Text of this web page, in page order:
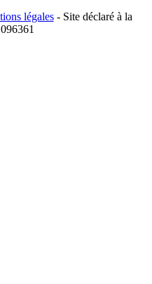
légales- Site déclaré à la